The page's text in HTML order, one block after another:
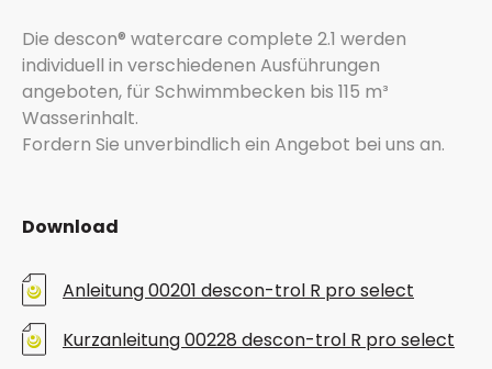
Die descon® watercare complete 2.1 werden
individuell in verschiedenen Ausführungen
angeboten, für Schwimmbecken bis 115 m³
Wasserinhalt.
Fordern Sie unverbindlich ein Angebot bei uns an.
Download
Anleitung 00201 descon-trol R pro select
Kurzanleitung 00228 descon-trol R pro select